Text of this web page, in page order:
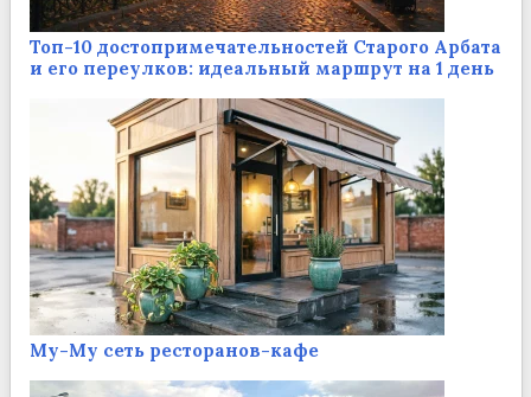
Топ-10 достопримечательностей Старого Арбата
и его переулков: идеальный маршрут на 1 день
Му-Му сеть ресторанов-кафе